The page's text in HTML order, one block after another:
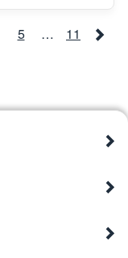
5 … 11